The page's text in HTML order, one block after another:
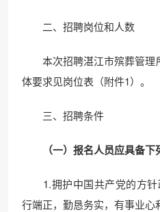
二、招聘岗位和人数
本次招聘湛江市殡葬管理
体要求见岗位表（附件1）。
三、招聘条件
（一）报名人员应具备下
1.拥护中国共产党的方针
行端正，勤恳务实，有事业心